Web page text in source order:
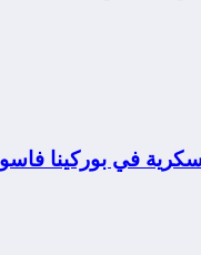
في بوركينا فاسو